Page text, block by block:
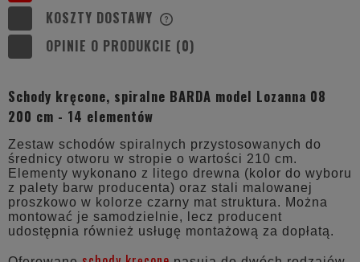
KOSZTY DOSTAWY
KOSZTÓW PŁATNOŚCI
OPINIE O PRODUKCIE (0)
Schody kręcone, spiralne BARDA model Lozanna 08
200 cm - 14 elementów
Zestaw schodów spiralnych przystosowanych do
średnicy otworu w stropie o wartości 210 cm.
Elementy wykonano z litego drewna (kolor do wyboru
z palety barw producenta) oraz stali malowanej
proszkowo w kolorze czarny mat struktura. Można
montować je samodzielnie, lecz producent
udostępnia również usługę montażową za dopłatą.